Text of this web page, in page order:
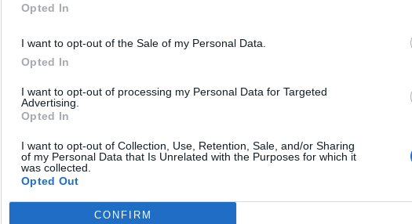
Opted In
I want to opt-out of the Sale of my Personal Data.
Opted In
I want to opt-out of processing my Personal Data for Targeted
Advertising.
Opted In
I want to opt-out of Collection, Use, Retention, Sale, and/or Sharing
of my Personal Data that Is Unrelated with the Purposes for which it
was collected.
Opted Out
CONFIRM
- čierna 01
- 37, 38, 39, 40, 41, 42, 43,
výška čižmy (pre veľkosť